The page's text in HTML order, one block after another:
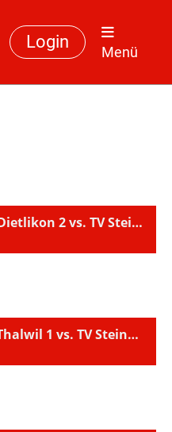
Login
Menü
Volley Meisterschaft "TV Dietlikon 2 vs. TV Steinmaur"
Volley Meisterschaft "Tv Thalwil 1 vs. TV Steinmaur"